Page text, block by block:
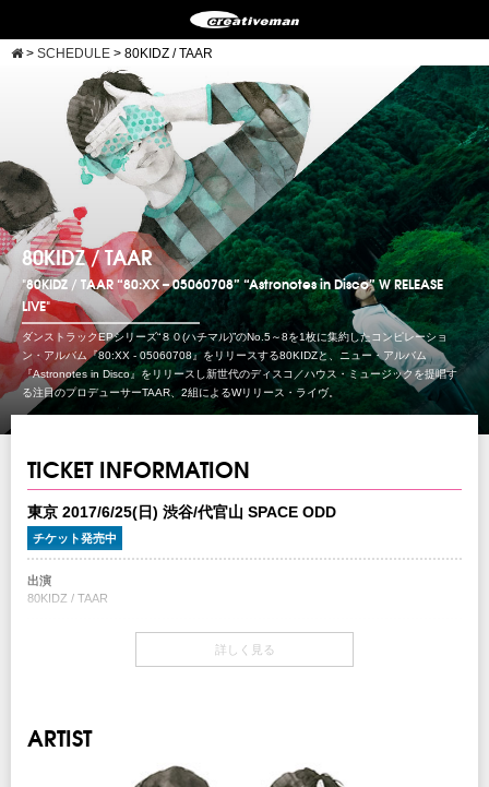
> SCHEDULE > 80KIDZ / TAAR
80KIDZ / TAAR
"80KIDZ / TAAR “80:XX – 05060708” “Astronotes in Disco” W RELEASE
LIVE"
ダンストラックEPシリーズ“８０(ハチマル)”のNo.5～8を1枚に集約したコンピレーショ
ン・アルバム『80:XX - 05060708』をリリースする80KIDZと、ニュー・アルバム
『Astronotes in Disco』をリリースし新世代のディスコ／ハウス・ミュージックを提唱す
る注目のプロデューサーTAAR、2組によるWリリース・ライヴ。
TICKET INFORMATION
東京 2017/6/25(日) 渋谷/代官山 SPACE ODD
チケット発売中
出演
80KIDZ / TAAR
詳しく見る
ARTIST